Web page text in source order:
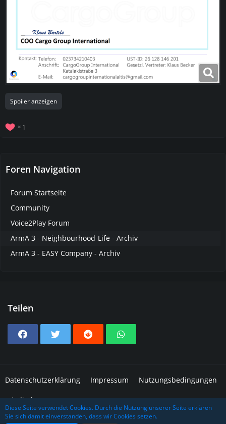
Spoiler anzeigen
1
Foren Navigation
Forum Startseite
Community
Voice2Play Forum
ArmA 3 - Neighbourhood-Life - Archiv
ArmA 3 - EASY Company - Archiv
Teilen
Datenschutzerklärung Impressum Nutzungsbedingungen
Mitglieder
Diese Seite verwendet Cookies. Durch die Nutzung unserer Seite erklären
Sie sich damit einverstanden, dass wir Cookies setzen.